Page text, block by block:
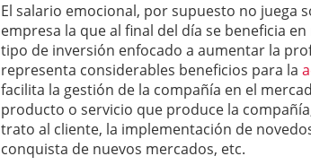
El salario emocional, por supuesto no juega
empresa la que al final del día se beneficia
tipo de inversión enfocado a aumentar la
representa considerables beneficios para la
facilita la gestión de la compañía en el
producto o servicio que produce la
trato al cliente, la implementación de
conquista de nuevos mercados, etc.